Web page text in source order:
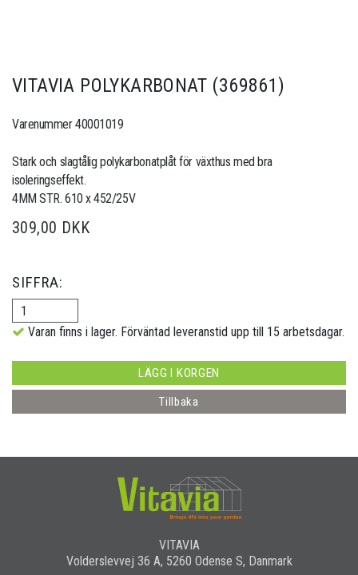
VITAVIA POLYKARBONAT (369861)
Varenummer 40001019
Stark och slagtålig polykarbonatplåt för växthus med bra
isoleringseffekt.
4MM STR. 610 x 452/25V
309,00 DKK
SIFFRA:
Varan finns i lager. Förväntad leveranstid upp till 15 arbetsdagar.
LÄGG I KORGEN
Tillbaka
VITAVIA
Volderslevvej 36 A, 5260 Odense S, Danmark